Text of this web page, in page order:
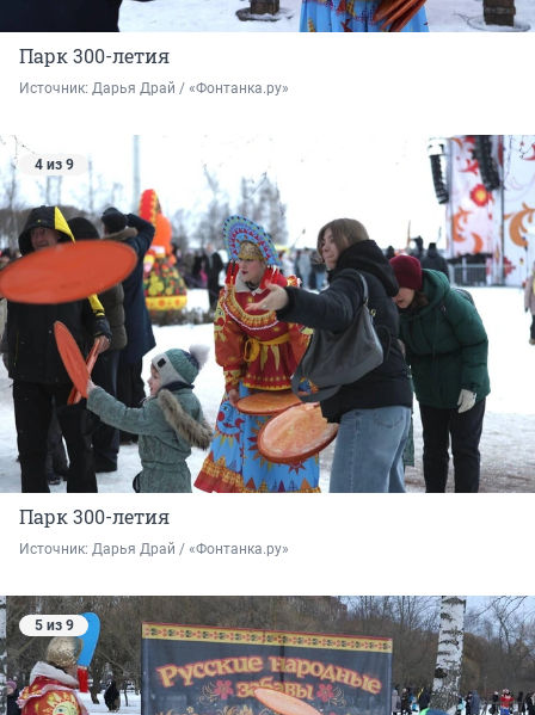
Парк 300-летия
Источник: Дарья Драй / «Фонтанка.ру»
4 из 9
Парк 300-летия
Источник: Дарья Драй / «Фонтанка.ру»
5 из 9